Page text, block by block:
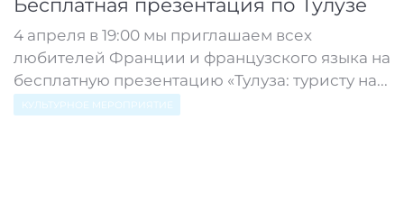
4 апреля в 19:00 мы приглашаем всех
любителей Франции и французского языка на
бесплатную презентацию «Тулуза: туристу на...
КУЛЬТУРНОЕ МЕРОПРИЯТИЕ